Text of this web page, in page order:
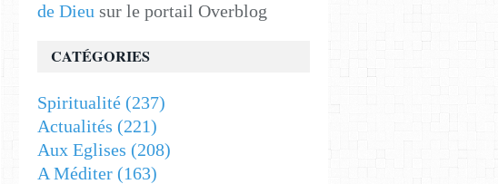
de Dieu sur le portail Overblog
CATÉGORIES
Spiritualité (237)
Actualités (221)
Aux Eglises (208)
A Méditer (163)